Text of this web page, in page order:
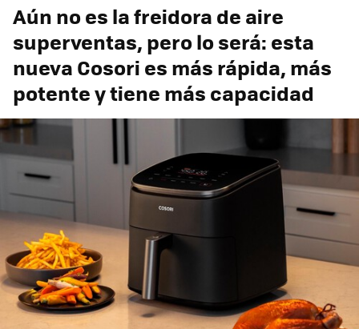
Aún no es la freidora de aire
superventas, pero lo será: esta
nueva Cosori es más rápida, más
potente y tiene más capacidad